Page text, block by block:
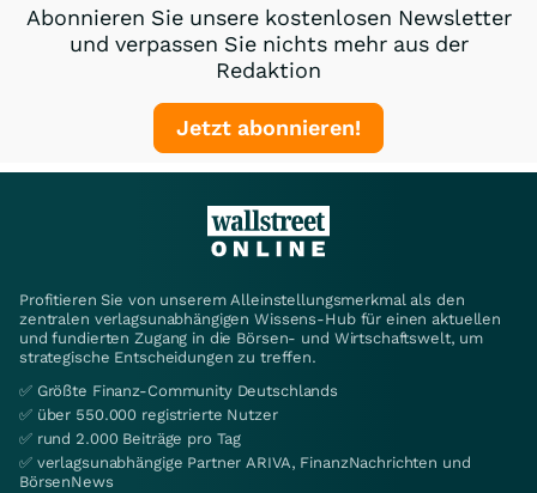
Abonnieren Sie unsere kostenlosen Newsletter
und verpassen Sie nichts mehr aus der
Redaktion
Jetzt abonnieren!
Profitieren Sie von unserem Alleinstellungsmerkmal als den
zentralen verlagsunabhängigen Wissens-Hub für einen aktuellen
und fundierten Zugang in die Börsen- und Wirtschaftswelt, um
strategische Entscheidungen zu treffen.
✅ Größte Finanz-Community Deutschlands
✅ über 550.000 registrierte Nutzer
✅ rund 2.000 Beiträge pro Tag
✅ verlagsunabhängige Partner ARIVA, FinanzNachrichten und
BörsenNews